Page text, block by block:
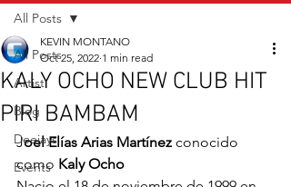
All Posts
Artist
Blog
Deejays
Events
All Posts
KALY OCHO NEW CLUB HIT
PIRI BAMBAM
KEVIN MONTANO
Oct 25, 2022 1 min read
Joel Elías Arias Martínez conocido
como Kaly Ocho